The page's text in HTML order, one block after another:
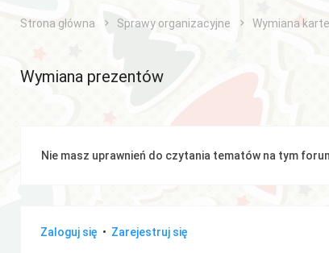
Strona główna Sprawy organizacyjne Wymiana
Wymiana prezentów
Nie masz uprawnień do czytania tematów na tym
Zaloguj się • Zarejestruj się